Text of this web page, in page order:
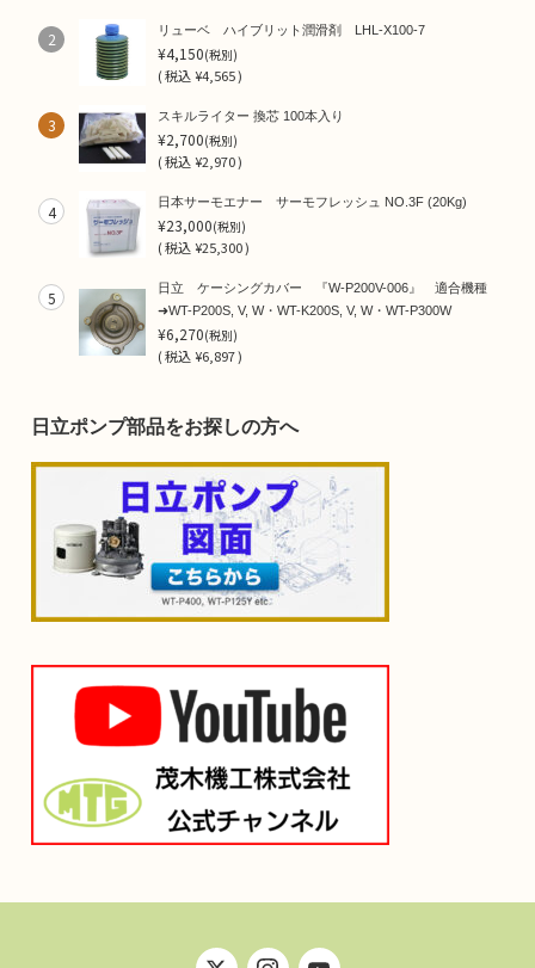
2 リューベ ハイブリット潤滑剤 LHL-X100-7
¥4,150(税別)
(税込¥4,565 )
3 スキルライター 換芯 100本入り
¥2,700(税別)
(税込¥2,970 )
4 日本サーモエナー サーモフレッシュ NO.3F (20Kg)
¥23,000(税別)
(税込¥25,300 )
5
日立 ケーシングカバー 『W-P200V-006』 適合機種
➜WT-P200S, V, W・WT-K200S, V, W・WT-P300W
¥6,270(税別)
(税込¥6,897 )
日立ポンプ部品をお探しの方へ